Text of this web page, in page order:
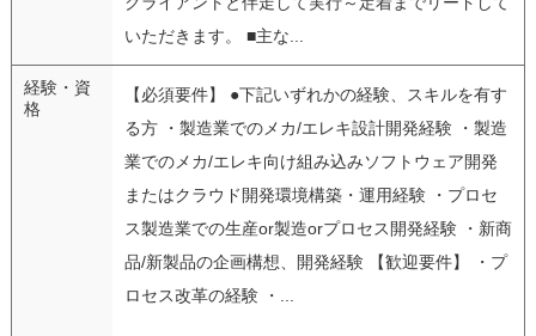
いただきます。 ■主な...
経験・資
格
【必須要件】 ●下記いずれかの経験、スキルを有す
る方 ・製造業でのメカ/エレキ設計開発経験 ・製造
業でのメカ/エレキ向け組み込みソフトウェア開発
またはクラウド開発環境構築・運用経験 ・プロセ
ス製造業での生産or製造orプロセス開発経験 ・新商
品/新製品の企画構想、開発経験 【歓迎要件】 ・プ
ロセス改革の経験 ・...